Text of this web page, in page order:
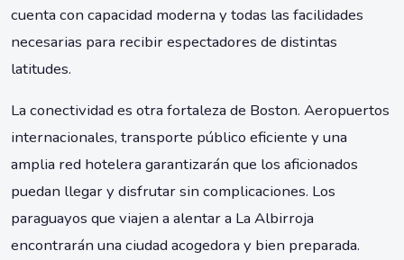
cuenta con capacidad moderna y todas las facilidades
necesarias para recibir espectadores de distintas
latitudes.
La conectividad es otra fortaleza de Boston. Aeropuertos
internacionales, transporte público eficiente y una
amplia red hotelera garantizarán que los aficionados
puedan llegar y disfrutar sin complicaciones. Los
paraguayos que viajen a alentar a La Albirroja
encontrarán una ciudad acogedora y bien preparada.